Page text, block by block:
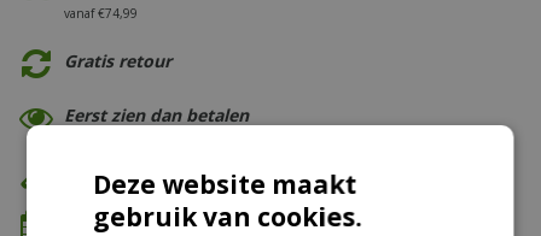
vanaf €74,99
Gratis retour
Eerst zien dan betalen
Eigen bezorg- & installatieservice
We komen wanneer het jou uitkomt
Deze website maakt
gebruik van cookies.